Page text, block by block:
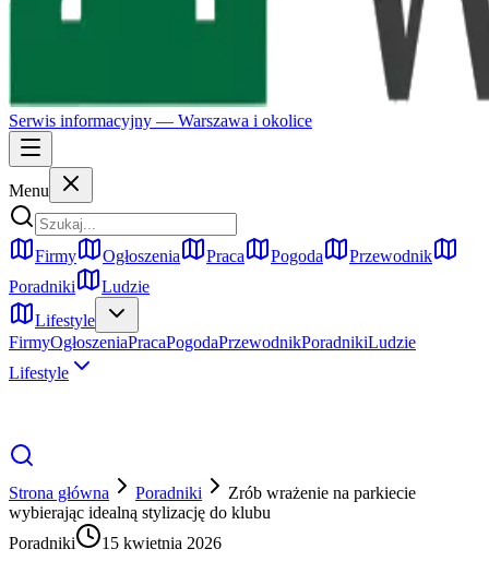
Serwis informacyjny — Warszawa i okolice
Menu
Firmy Ogłoszenia Praca Pogoda
Przewodnik
Poradniki
Ludzie
Lifestyle
FirmyOgłoszeniaPracaPogodaPrzewodnikPoradnikiLudzie
Lifestyle
Strona główna Poradniki
Zrób wrażenie na parkiecie
wybierając idealną stylizację do klubu
Poradniki
15 kwietnia 2026